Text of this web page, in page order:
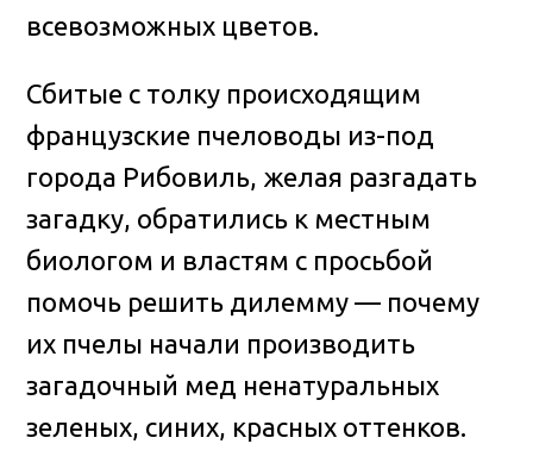
всевозможных цветов.
Сбитые с толку происходящим
французские пчеловоды из-под
города Рибовиль, желая разгадать
загадку, обратились к местным
биологом и властям с просьбой
помочь решить дилемму — почему
их пчелы начали производить
загадочный мед ненатуральных
зеленых, синих, красных оттенков.